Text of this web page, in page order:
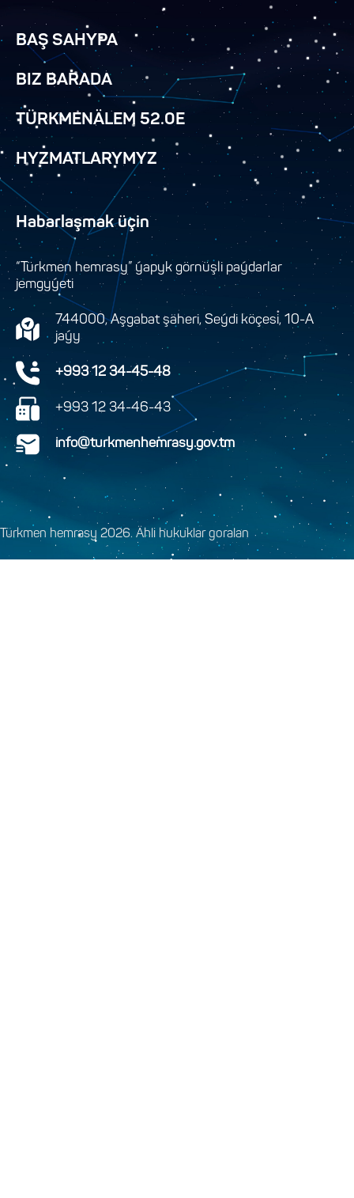
BAŞ SAHYPA
BIZ BARADA
TÜRKMENÄLEM 52.0E
HYZMATLARYMYZ
Habarlaşmak üçin
“Türkmen hemrasy” ýapyk görnüşli paýdarlar
jemgyýeti
744000, Aşgabat şäheri, Seýdi köçesi, 10-A
jaýy
+993 12 34-45-48
+993 12 34-46-43
info@turkmenhemrasy.gov.tm
Türkmen hemrasy 2026. Ähli hukuklar goralan